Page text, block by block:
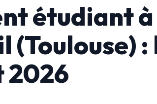
étudiant à
(Toulouse)
2026